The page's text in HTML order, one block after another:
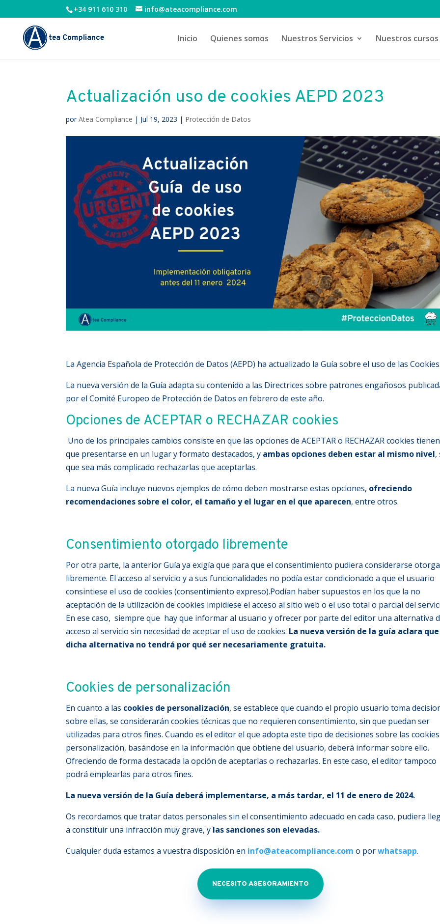
+34 911 610 310 info@ateacompliance.com
Inicio Quienes somos Nuestros Servicios Nuestros cursos
Actualización uso de cookies AEPD 2023
porAtea Compliance | Jul 19, 2023 | Protección de Datos
La Agencia Española de Protección de Datos (AEPD) ha actualizado la Guía sobre el uso de las Cookies.
La nueva versión de la Guía adapta su contenido a las Directrices sobre patrones engañosos
por el Comité Europeo de Protección de Datos en febrero de este año.
Opciones de ACEPTAR o RECHAZAR cookies
Uno de los principales cambios consiste en que las opciones de ACEPTAR o RECHAZAR cookies tienen
que presentarse en un lugar y formato destacados, y ambas opciones deben estar al mismo nivel,
que sea más complicado rechazarlas que aceptarlas.
La nueva Guía incluye nuevos ejemplos de cómo deben mostrarse estas opciones, ofreciendo
recomendaciones sobre el color, el tamaño y el lugar en el que aparecen, entre otros.
Consentimiento otorgado libremente
Por otra parte, la anterior Guía ya exigía que para que el consentimiento pudiera considerarse
libremente. El acceso al servicio y a sus funcionalidades no podía estar condicionado a que el usuario
consintiese el uso de cookies (consentimiento expreso).Podían haber supuestos en los que la no
aceptación de la utilización de cookies impidiese el acceso al sitio web o el uso total o parcial del
En ese caso, siempre que hay que informar al usuario y ofrecer por parte del editor una alternativa
acceso al servicio sin necesidad de aceptar el uso de cookies. La nueva versión de la guía aclara que
dicha alternativa no tendrá por qué ser necesariamente gratuita.
Cookies de personalización
En cuanto a las cookies de personalización, se establece que cuando el propio usuario toma
sobre ellas, se considerarán cookies técnicas que no requieren consentimiento, sin que puedan ser
utilizadas para otros fines. Cuando es el editor el que adopta este tipo de decisiones sobre las
personalización, basándose en la información que obtiene del usuario, deberá informar sobre ello.
Ofreciendo de forma destacada la opción de aceptarlas o rechazarlas. En este caso, el editor tampoco
podrá emplearlas para otros fines.
La nueva versión de la Guía deberá implementarse, a más tardar, el 11 de enero de 2024.
Os recordamos que tratar datos personales sin el consentimiento adecuado en cada caso, pudiera
a constituir una infracción muy grave, y las sanciones son elevadas.
Cualquier duda estamos a vuestra disposición en info@ateacompliance.com o porwhatsapp.
NECESITO ASESORAMIENTO